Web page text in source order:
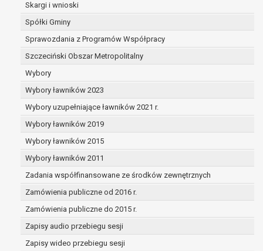
Skargi i wnioski
Spółki Gminy
Sprawozdania z Programów Współpracy
Szczeciński Obszar Metropolitalny
Wybory
Wybory ławników 2023
Wybory uzupełniające ławników 2021 r.
Wybory ławników 2019
Wybory ławników 2015
Wybory ławników 2011
Zadania współfinansowane ze środków zewnętrznych
Zamówienia publiczne od 2016 r.
Zamówienia publiczne do 2015 r.
Zapisy audio przebiegu sesji
Zapisy wideo przebiegu sesji
osoba, której dane dotyczą wycofała
osobowych, która jest podstawą
przetwarzania danych i nie ma innej
podstawy prawnej przetwarzania
dane osobowe przetwarzane są
niezgodnie z prawem,
dane osobowe muszą być usunięte w
celu wywiązania się z obowiązku
wynikającego z przepisów prawa;
prawo do żądania ograniczenia
przetwarzania danych osobowych na
podstawie art. 18 RODO, w przypadku gdy:
osoba, której dane dotyczą
kwestionuje prawidłowość danych
osobowych – na okres pozwalający
administratorowi sprawdzić
prawidłowość tych danych,